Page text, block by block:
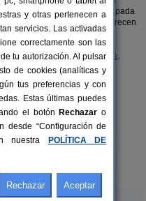
para celebrar una escapada
te ofrecen
de tusvacacionescomo te
También te
deApartamentos en Ourense.
y otras pertenecen a
servicios. Las activadas
correctamente son las
tu autorización. Al pulsar
de cookies (analíticas y
tus preferencias y con
Estas últimas puedes
el botón Rechazar o
desde “Configuración de
nuestra
POLÍTICA DE